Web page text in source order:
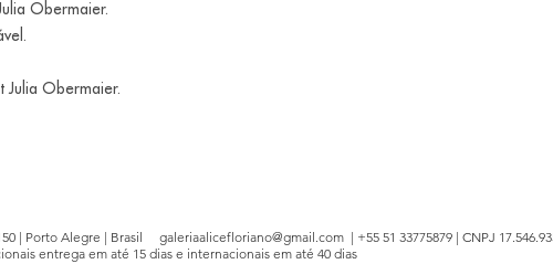
Obermaier.
Julia Obermaier.
| Porto Alegre | Brasil galeriaalicefloriano@gmail.com| +55 51 33775879 | CNPJ
entrega em até 15 dias e internacionais em até 40 dias